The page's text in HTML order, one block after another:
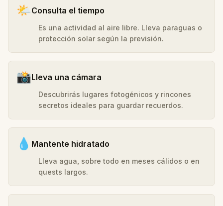
🌤️Consulta el tiempo
Es una actividad al aire libre. Lleva paraguas o
protección solar según la previsión.
📸Lleva una cámara
Descubrirás lugares fotogénicos y rincones
secretos ideales para guardar recuerdos.
💧 Mantente hidratado
Lleva agua, sobre todo en meses cálidos o en
quests largos.